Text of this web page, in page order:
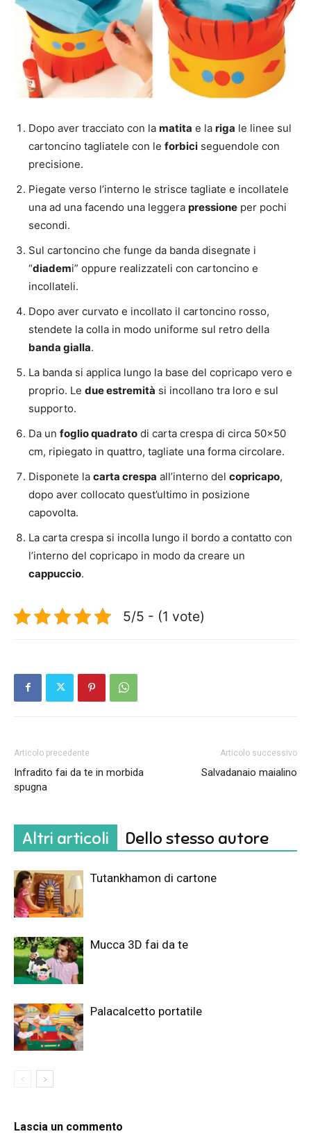
Dopo aver tracciato con la matita e la riga le linee sul
cartoncino tagliatele con le forbici seguendole con
precisione.
Piegate verso l’interno le strisce tagliate e incollatele
una ad una facendo una leggera pressione per pochi
secondi.
Sul cartoncino che funge da banda disegnate i
“diademi” oppure realizzateli con cartoncino e
incollateli.
Dopo aver curvato e incollato il cartoncino rosso,
stendete la colla in modo uniforme sul retro della
banda gialla.
La banda si applica lungo la base del copricapo vero e
proprio. Le due estremità si incollano tra loro e sul
supporto.
Da un foglio quadrato di carta crespa di circa 50×50
cm, ripiegato in quattro, tagliate una forma circolare.
Disponete la carta crespa all’interno del copricapo,
dopo aver collocato quest’ultimo in posizione
capovolta.
La carta crespa si incolla lungo il bordo a contatto con
l’interno del copricapo in modo da creare un
cappuccio.
5/5 - (1 vote)
Articolo precedente
Infradito fai da te in morbida
spugna
Articolo successivo
Salvadanaio maialino
Altri articoli Dello stesso autore
Tutankhamon di cartone
Mucca 3D fai da te
Palacalcetto portatile
Lascia un commento